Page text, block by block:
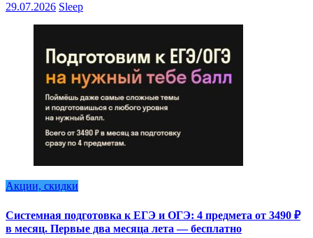
29.07.2026 Sleep
Акции, скидки
Системная подготовка к ЕГЭ и ОГЭ: 4 предмета от 3490 ₽
в месяц. Первые два месяца лета — бесплатно